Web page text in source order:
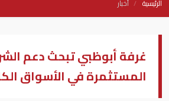
الرئيسية أخبار
غرفة أبوظبي تبحث دعم
المستثمرة في الأسواق